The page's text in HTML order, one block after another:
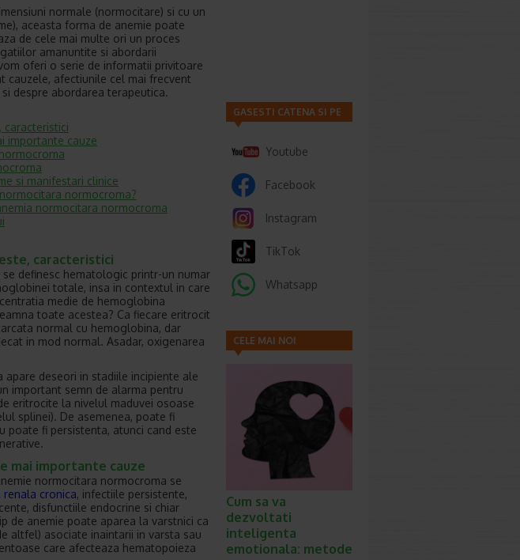
normale (normocitare) si cu un
aceasta forma de anemie poate
de cele mai multe ori un proces
amanuntite si abordarii
oferi o serie de informatii privitoare
cauzele, afectiunile cel mai frecvent
despre abordarea terapeutica.
caracteristici
importante cauze
si manifestari clinice
normocroma?
normocitara normocroma
caracteristici
definesc hematologic printr-un numar
totale, insa in contextul in care
medie de hemoglobina
toate acestea? Ca fiecare eritrocit
normal cu hemoglobina, dar
in mod normal. Asadar, oxigenarea
deseori in stadiile incipiente ale
important semn de alarma pentru
eritrocite la nivelul maduvei osoase
splinei). De asemenea, poate fi
poate fi persistenta, atunci cand este
mai importante cauze
normocitara normocroma se
renala cronica, infectiile persistente,
disfunctiile endocrine si chiar
de anemie poate aparea la varstnici ca
altfel) asociate inaintarii in varsta sau
care afecteaza hematopoieza
GASESTI CATENA SI PE
Youtube
Facebook
Instagram
TikTok
Whatsapp
CELE MAI NOI
Cum sa va
dezvoltati
inteligenta
emotionala: metode